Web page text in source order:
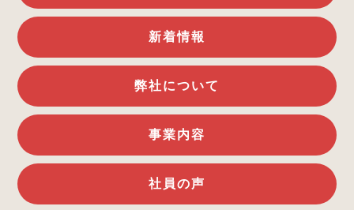
新着情報
弊社について
事業内容
社員の声